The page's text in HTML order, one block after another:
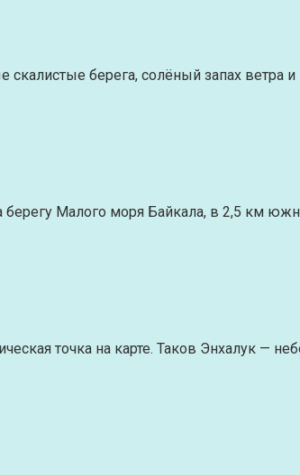
берега, солёный запах ветра и
Малого моря Байкала, в 2,5 км
точка на карте. Таков Энхалук —